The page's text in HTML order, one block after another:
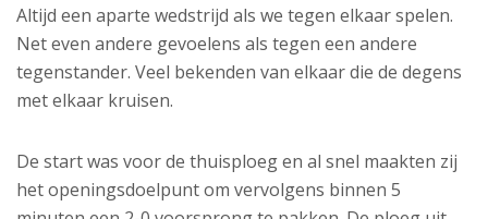
Altijd een aparte wedstrijd als we tegen elkaar spelen.
Net even andere gevoelens als tegen een andere
tegenstander. Veel bekenden van elkaar die de degens
met elkaar kruisen.
De start was voor de thuisploeg en al snel maakten zij
het openingsdoelpunt om vervolgens binnen 5